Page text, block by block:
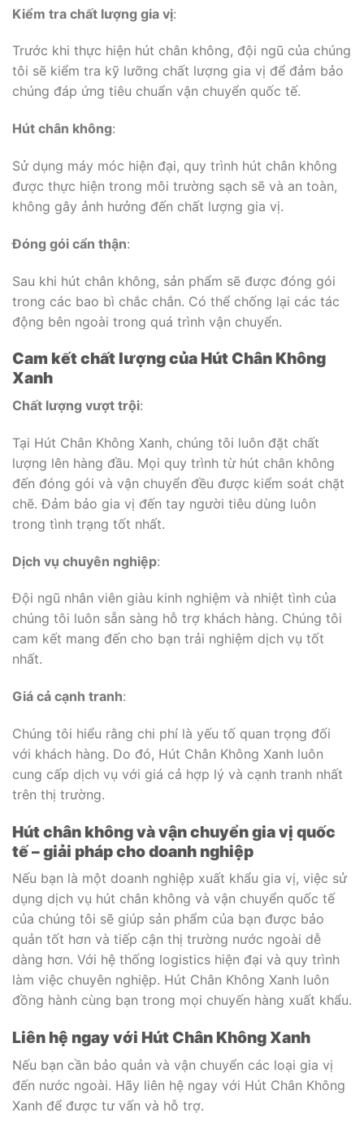
Kiểm tra chất lượng gia vị:
Trước khi thực hiện hút chân không, đội ngũ của chúng
tôi sẽ kiểm tra kỹ lưỡng chất lượng gia vị để đảm bảo
chúng đáp ứng tiêu chuẩn vận chuyển quốc tế.
Hút chân không:
Sử dụng máy móc hiện đại, quy trình hút chân không
được thực hiện trong môi trường sạch sẽ và an toàn,
không gây ảnh hưởng đến chất lượng gia vị.
Đóng gói cẩn thận:
Sau khi hút chân không, sản phẩm sẽ được đóng gói
trong các bao bì chắc chắn. Có thể chống lại các tác
động bên ngoài trong quá trình vận chuyển.
Cam kết chất lượng của Hút Chân Không
Xanh
Chất lượng vượt trội:
Tại Hút Chân Không Xanh, chúng tôi luôn đặt chất
lượng lên hàng đầu. Mọi quy trình từ hút chân không
đến đóng gói và vận chuyển đều được kiểm soát chặt
chẽ. Đảm bảo gia vị đến tay người tiêu dùng luôn
trong tình trạng tốt nhất.
Dịch vụ chuyên nghiệp:
Đội ngũ nhân viên giàu kinh nghiệm và nhiệt tình của
chúng tôi luôn sẵn sàng hỗ trợ khách hàng. Chúng tôi
cam kết mang đến cho bạn trải nghiệm dịch vụ tốt
nhất.
Giá cả cạnh tranh:
Chúng tôi hiểu rằng chi phí là yếu tố quan trọng đối
với khách hàng. Do đó, Hút Chân Không Xanh luôn
cung cấp dịch vụ với giá cả hợp lý và cạnh tranh nhất
trên thị trường.
Hút chân không và vận chuyển gia vị quốc
tế – giải pháp cho doanh nghiệp
Nếu bạn là một doanh nghiệp xuất khẩu gia vị, việc sử
dụng dịch vụ hút chân không và vận chuyển quốc tế
của chúng tôi sẽ giúp sản phẩm của bạn được bảo
quản tốt hơn và tiếp cận thị trường nước ngoài dễ
dàng hơn. Với hệ thống logistics hiện đại và quy trình
làm việc chuyên nghiệp. Hút Chân Không Xanh luôn
đồng hành cùng bạn trong mọi chuyến hàng xuất khẩu.
Liên hệ ngay với Hút Chân Không Xanh
Nếu bạn cần bảo quản và vận chuyển các loại gia vị
đến nước ngoài. Hãy liên hệ ngay với Hút Chân Không
Xanh để được tư vấn và hỗ trợ.